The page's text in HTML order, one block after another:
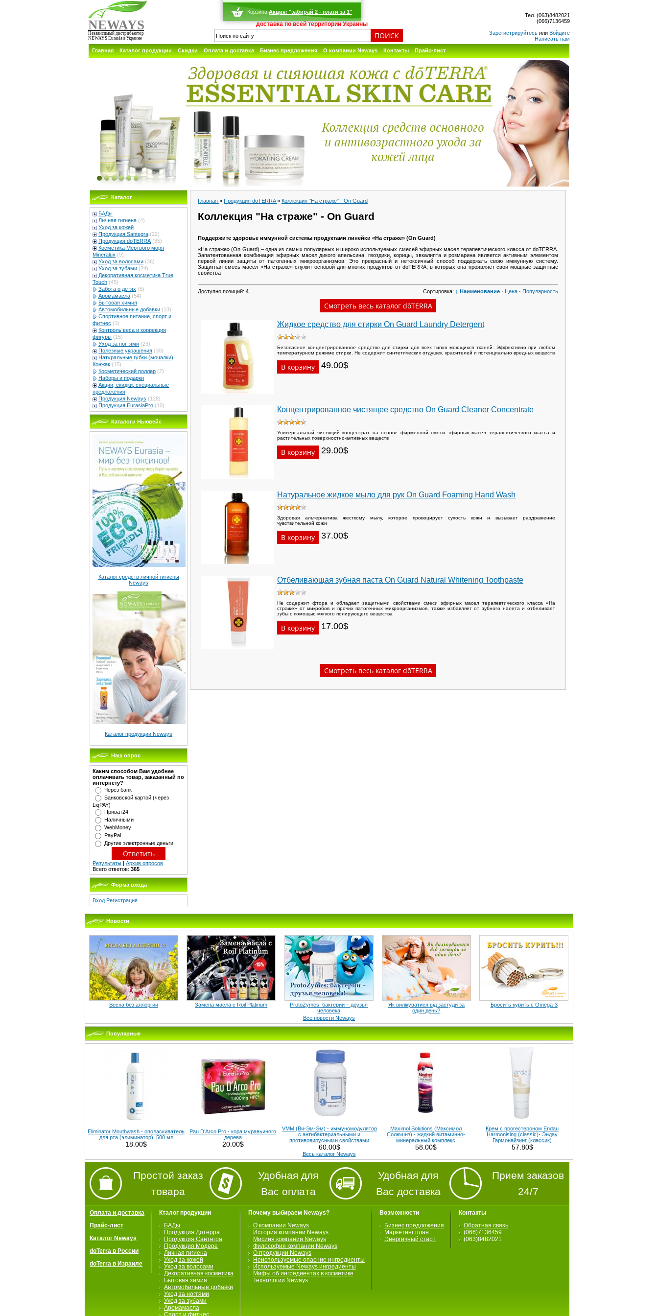
Корзина Акция: "забирай 2 - плати за 1"
NEWAYS
Независимый дистрибьютор
NEWAYS Eurasia в Украине
доставка по всей территории Украины
Тел. (063)8482021
(066)7136459
Зарегистрируйтесь или Войдите
Написать нам
Главная
Каталог продукции Скидки Оплата и доставка Бизнес предложения О компании Neways Контакты Прайс-лист
Каталог
БАДы
Личная гигиена (4)
Уход за кожей
Продукция Santegra (22)
Продукция doTERRA (35)
Косметика Мертвого моря
Mineralux (9)
Уход за волосами (36)
Уход за зубами (24)
Декоративная косметика True
Touch (45)
Забота о детях (5)
Аромамасла (54)
Бытовая химия
Автомобильные добавки (13)
Спортивное питание, спорт и
фитнес (1)
Контроль веса и коррекция
фигуры (15)
Уход за ногтями (23)
Полезные украшения (30)
Натуральные губки (мочалки)
Конжак (15)
Косметический роллер (2)
Наборы и подарки
Акции, скидки, специальные
предложения
Продукция Neways (128)
Продукция EurasiaPro (10)
Каталоги Ньювейс
Каталог средств личной гигиены
Neways
Каталог продукции Neways
Наш опрос
Каким способом Вам удобнее
оплачивать товар, заказанный по
интернету?
Через банк
Банковской картой (через
LiqPAY)
Приват24
Наличными
WebMoney
PayPal
Другие электронные деньги
Результаты | Архив опросов
Всего ответов: 365
Форма входа
Вход Регистрация
Главная » Продукция doTERRA » Коллекция "На страже" - On Guard
Коллекция "На страже" - On Guard
Поддержите здоровье иммунной системы продуктами линейки «На страже» (On Guard)
«На страже» (On Guard) – одна из самых популярных и широко используемых смесей эфирных масел терапевтического класса от dоТЕRRА.
Запатентованная комбинация эфирных масел дикого апельсина, гвоздики, корицы, эвкалипта и розмарина является активным элементом
первой линии защиты от патогенных микроорганизмов. Это прекрасный и нетоксичный способ поддержать свою иммунную систему.
Защитная смесь масел «На страже» служит основой для многих продуктов от dоТЕRRА, в которых она проявляет свои мощные защитные
свойства
Доступно позиций: 4 Сортировка: ↑ Наименование · Цена · Популярность
Жидкое средство для стирки On Guard Laundry Detergent
Безопасное концентрированное средство для стирки для всех типов моющихся тканей. Эффективно при любом
температурном режиме стирки. Не содержит синтетических отдушек, красителей и потенциально вредных веществ
49.00$
Концентрированное чистящее средство On Guard Cleaner Concentrate
Универсальный чистящий концентрат на основе фирменной смеси эфирных масел терапевтического класса и
растительных поверхностно-активных веществ
29.00$
Натуральное жидкое мыло для рук On Guard Foaming Hand Wash
Здоровая альтернатива жесткому мылу, которое провоцирует сухость кожи и вызывает раздражение
чувствительной кожи
37.00$
Отбеливающая зубная паста On Guard Natural Whitening Toothpaste
Не содержит фтора и обладает защитными свойствами смеси эфирных масел терапевтического класса «На
страже» от микробов и прочих патогенных микроорганизмов, также избавляет от зубного налета и отбеливает
зубы с помощью мягкого полирующего вещества
17.00$
Новости
Весна без аллергии Замена масла с Roil Platinum
ProtoZymes: бактерии – друзья
человека
Як вилікуватися від застуди за
один день?
Бросить курить c Omega-3
Все новости Neways
Популярные
Eliminator Mouthwash - ополаскиватель
для рта (элиминатор), 500 мл
18.00$
Pau D’Arco Pro - кора муравьиного
дерева
20.00$
VMM (Ви-Эм-Эм) - иммуномодулятор
с антибактериальными и
противовирусными свойствами
60.00$
Maximol Solutions (Максимол
Солюшнз) - жидкий витаминно-
минеральный комплекс
58.00$
Крем с прогестероном Endau
Harmonising (classic)- Эндау
Гармонайзинг (классик)
57.80$
Весь каталог Neways
Простой заказ
товара
Удобная для
Вас оплата
Удобная для
Вас доставка
Прием заказов
24/7
Оплата и доставка
Прайс-лист
Каталог Neways
doTerra в России
doTerra в Израиле
Кталог продукции
БАДы
Продукция Дотерра
Продукция Сантегра
Продукция Модере
Личная гигиена
Уход за кожей
Уход за волосами
Декоративная косметика
Бытовая химия
Автомобильные добавки
Уход за ногтями
Уход за зубами
Аромамасла
Спорт и фитнес
Почему выбираем Neways?
О компании Neways
История компании Neways
Мисиия компании Neways
Философия компании Neways
О продукции Neways
Неиспользуемые опасние ингредиенты
Используемые Neways ингредиенты
Мифы об ингредиентах в косметике
Технологии Neways
Возможности
Бизнес предложения
Маркетинг план
Энергичный старт
Контакты
Обратная связь
(066)7136459
(063)8482021